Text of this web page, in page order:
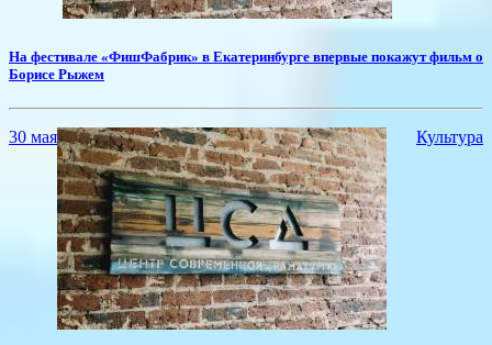
На фестивале «ФишФабрик» в Екатеринбурге впервые покажут фильм о
Борисе Рыжем
30 мая Культура